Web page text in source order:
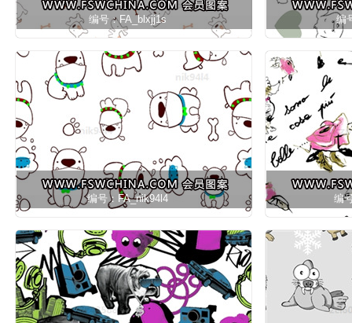
编号：FA_blxjj1s 编
编号：FA_nik94l4 编